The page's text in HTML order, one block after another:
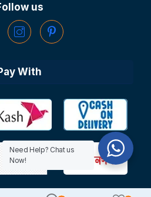
us
With
Need Help? Chat us
Now!